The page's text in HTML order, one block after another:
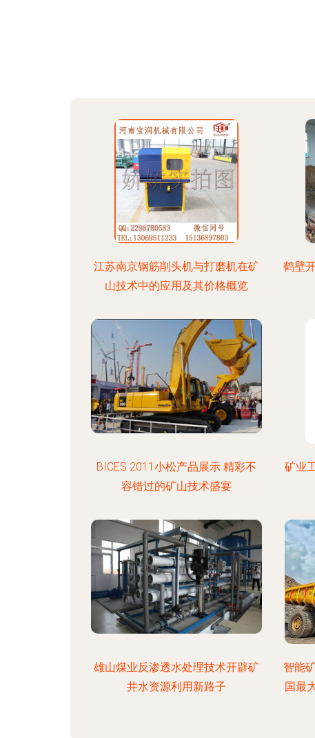
江苏南京钢筋削头机与打磨机在矿
山技术中的应用及其价格概览
鹤壁
BICES 2011小松产品展示 精彩不
容错过的矿山技术盛宴
矿业
雄山煤业反渗透水处理技术开辟矿
井水资源利用新路子
智能
国最